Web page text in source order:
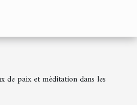
de paix et méditation dans les